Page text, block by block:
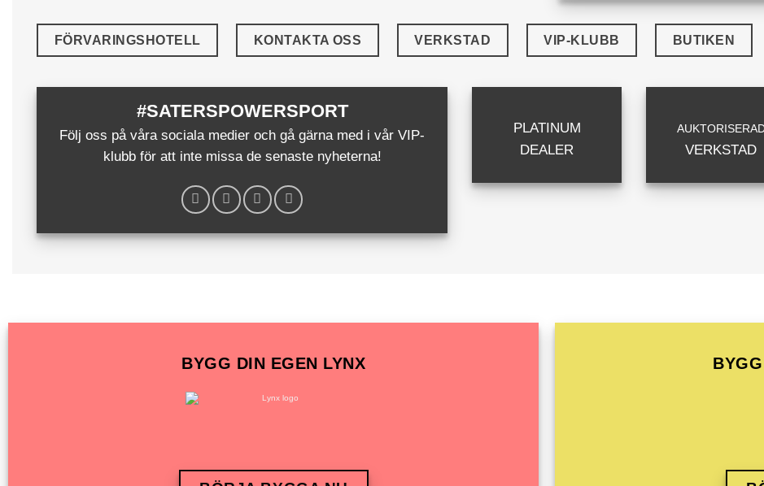
FÖRVARINGSHOTELL KONTAKTA OSS VERKSTAD VIP-KLUBB BUTIKEN
#SATERSPOWERSPORT
Följ oss på våra sociala medier och gå gärna med i vår VIP-
klubb för att inte missa de senaste nyheterna!
PLATINUM
DEALER
VERKSTAD
BYGG DIN EGEN LYNX